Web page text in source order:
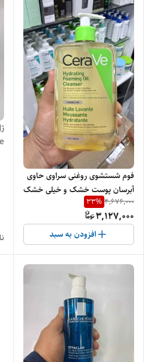
فوم شستشوی روغنی سراوی حاوی
آبرسان پوست خشک و خیلی خشک
473 میل اصل
4,676,000
33%
3,127,000
افزودن به سبد